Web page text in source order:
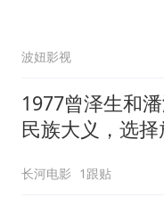
波妞影视
1977曾泽生和
民族大义，选择
长河电影 1跟贴